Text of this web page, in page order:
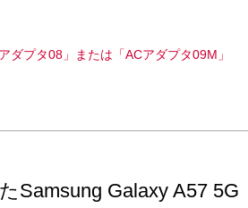
ダプタ08」または「ACアダプタ09M」
Samsung Galaxy A57 5G